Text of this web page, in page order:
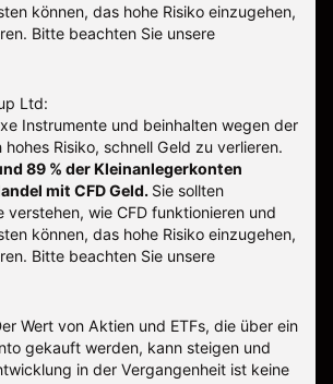
können, das hohe Risiko einzugehen,
Bitte beachten Sie unsere
Ltd:
Instrumente und beinhalten wegen der
Risiko, schnell Geld zu verlieren.
89 % der Kleinanlegerkonten
mit CFD Geld. Sie sollten
verstehen, wie CFD funktionieren und
können, das hohe Risiko einzugehen,
Bitte beachten Sie unsere
Wert von Aktien und ETFs, die über ein
gekauft werden, kann steigen und
in der Vergangenheit ist keine